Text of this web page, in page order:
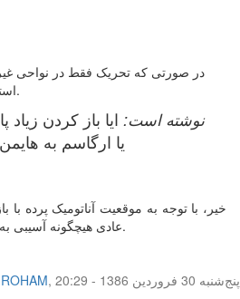
در صورتی که تحریک فقط در نواحی
استقرار پرده بکارت باشد.
ehsan_1 نوشته است: ایا باز کردن زیاد
یا ارگاسم به
خیر، با توجه به موقعیت آناتومیک پرده با
عادی هیچگونه آسیبی به پرده بکارت نمی رسد.
ROHAM,
پنج‌شنبه 30 فروردین 1386 - 20:29